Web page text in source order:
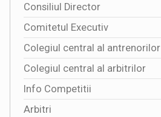
Consiliul Director
Comitetul Executiv
Colegiul central al antrenorilor
Colegiul central al arbitrilor
Info Competitii
Arbitri